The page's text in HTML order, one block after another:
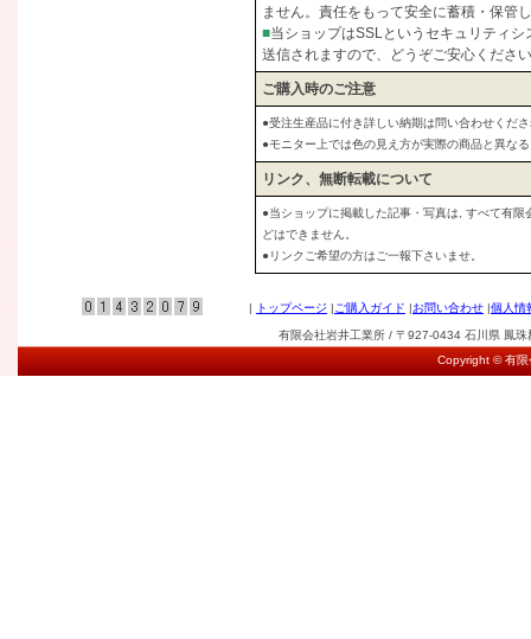
ません。責任をもって安全に蓄積・保管
■当ショップはSSLというセキュリティ
送信されますので、どうぞご安心くださ
ご購入時のご注意
●受注生産品に付き詳しい納期は問い合わせくだ
●モニター上では色の見え方が実際の商品と異な
リンク、無断転載について
●当ショップに掲載した記事・写真は, すべて有
どはできません。
●リンクご希望の方はご一報下さいませ。
| トップページ | ご購入ガイド |お問い合わせ |個人情
有限会社岩井工業所 / 〒927-0434 石川県 鳳
Copyright © 有限